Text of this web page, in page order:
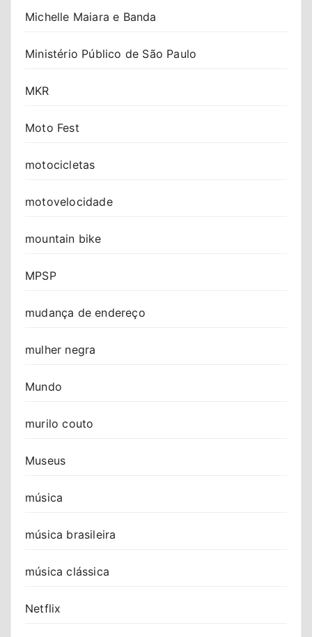
Michelle Maiara e Banda
Ministério Público de São Paulo
MKR
Moto Fest
motocicletas
motovelocidade
mountain bike
MPSP
mudança de endereço
mulher negra
Mundo
murilo couto
Museus
música
música brasileira
música clássica
Netflix